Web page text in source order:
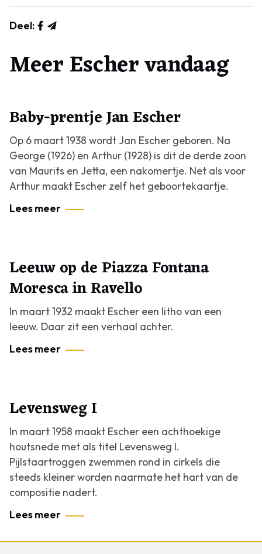
Deel:
Meer Escher vandaag
Baby-prentje Jan Escher
Op 6 maart 1938 wordt Jan Escher geboren. Na
George (1926) en Arthur (1928) is dit de derde zoon
van Maurits en Jetta, een nakomertje. Net als voor
Arthur maakt Escher zelf het geboortekaartje.
Lees meer
Leeuw op de Piazza Fontana
Moresca in Ravello
In maart 1932 maakt Escher een litho van een
leeuw. Daar zit een verhaal achter.
Lees meer
Levensweg I
In maart 1958 maakt Escher een achthoekige
houtsnede met als titel Levensweg I.
Pijlstaartroggen zwemmen rond in cirkels die
steeds kleiner worden naarmate het hart van de
compositie nadert.
Lees meer